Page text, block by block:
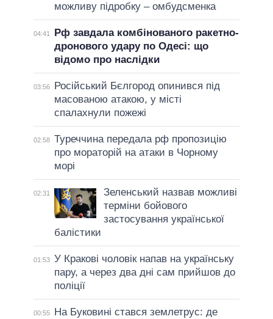
можливу підробку – омбудсменка
04:41
Рф завдала комбінованого ракетно-
дронового удару по Одесі: що
відомо про наслідки
03:56
Російський Бєлгород опинився під
масованою атакою, у місті
спалахнули пожежі
02:58 Туреччина передала рф пропозицію
про мораторій на атаки в Чорному
морі
02:31
Зеленський назвав можливі
терміни бойового
застосування української
балістики
01:53 У Кракові чоловік напав на українську
пару, а через два дні сам прийшов до
поліції
00:55
На Буковині стався землетрус: де